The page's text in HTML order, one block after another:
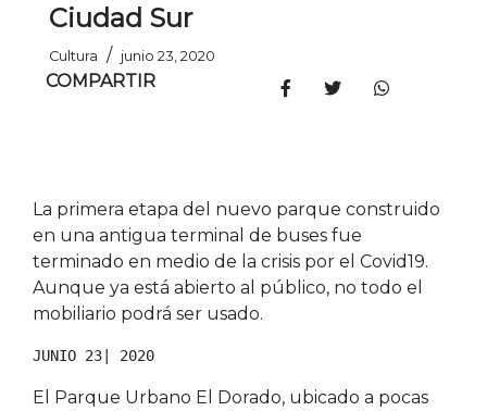
Ciudad Sur
Cultura / junio 23, 2020
COMPARTIR
La primera etapa del nuevo parque construido
en una antigua terminal de buses fue
terminado en medio de la crisis por el Covid19.
Aunque ya está abierto al público, no todo el
mobiliario podrá ser usado.
JUNIO 23| 2020
El Parque Urbano El Dorado, ubicado a pocas